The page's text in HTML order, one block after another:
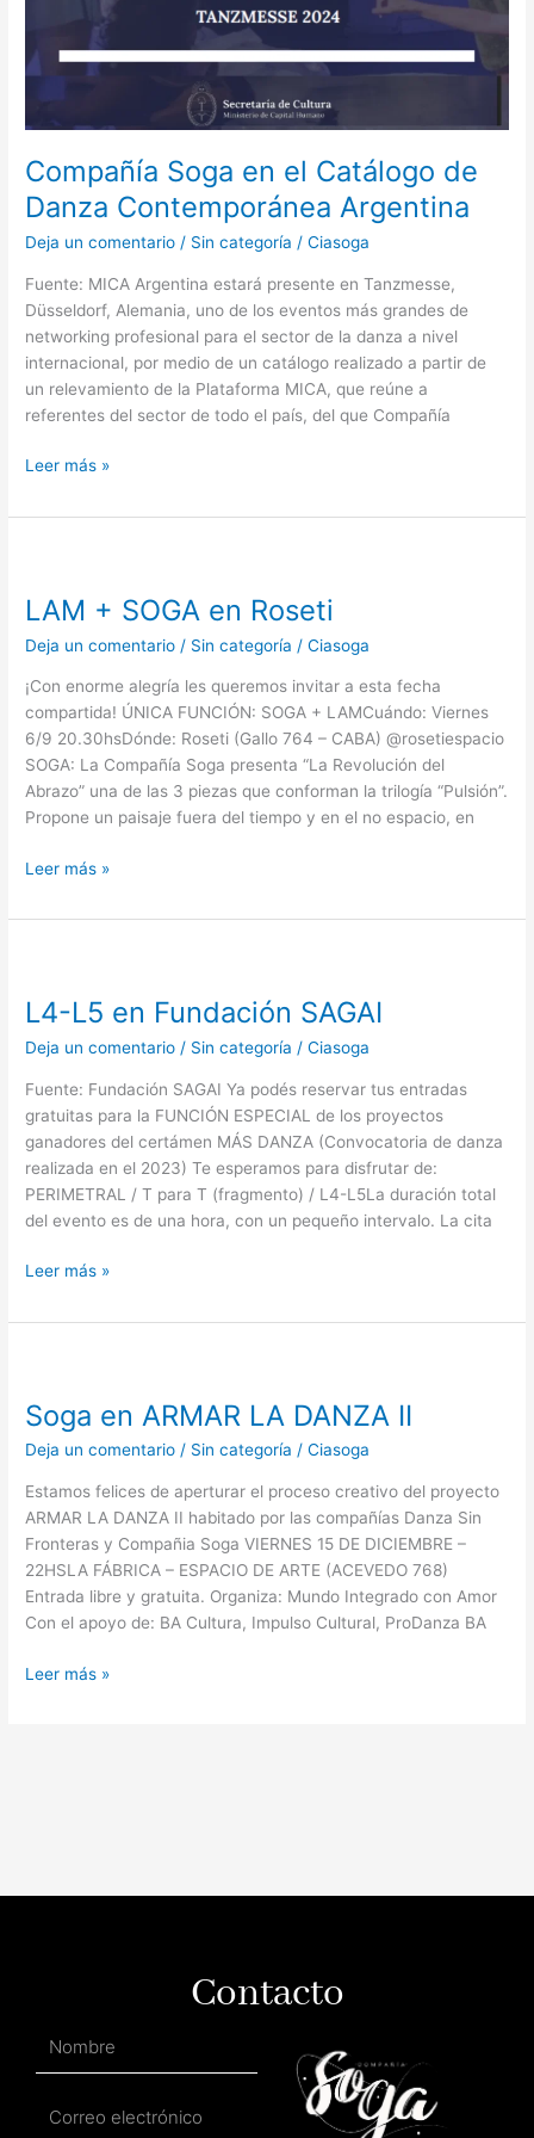
Compañía Soga en el Catálogo de
Danza Contemporánea Argentina
Deja un comentario / Sin categoría /Ciasoga
Fuente: MICA Argentina estará presente en Tanzmesse,
Düsseldorf, Alemania, uno de los eventos más grandes de
networking profesional para el sector de la danza a nivel
internacional, por medio de un catálogo realizado a partir de
un relevamiento de la Plataforma MICA, que reúne a
referentes del sector de todo el país, del que Compañía
Leer más »
LAM + SOGA en Roseti
Deja un comentario / Sin categoría /Ciasoga
¡Con enorme alegría les queremos invitar a esta fecha
compartida! ÚNICA FUNCIÓN: SOGA + LAMCuándo: Viernes
6/9 20.30hsDónde: Roseti (Gallo 764 – CABA) @rosetiespacio
SOGA: La Compañía Soga presenta “La Revolución del
Abrazo” una de las 3 piezas que conforman la trilogía “Pulsión”.
Propone un paisaje fuera del tiempo y en el no espacio, en
SOGA
Roseti
Leer más »
L4-L5 en Fundación SAGAI
Deja un comentario / Sin categoría /Ciasoga
Fuente: Fundación SAGAI Ya podés reservar tus entradas
gratuitas para la FUNCIÓN ESPECIAL de los proyectos
ganadores del certámen MÁS DANZA (Convocatoria de danza
realizada en el 2023) Te esperamos para disfrutar de:
PERIMETRAL / T para T (fragmento) / L4-L5La duración total
del evento es de una hora, con un pequeño intervalo. La cita
en
SAGAI
Leer más »
Soga en ARMAR LA DANZA II
Deja un comentario / Sin categoría /Ciasoga
Estamos felices de aperturar el proceso creativo del proyecto
ARMAR LA DANZA II habitado por las compañías Danza Sin
Fronteras y Compañia Soga VIERNES 15 DE DICIEMBRE –
22HSLA FÁBRICA – ESPACIO DE ARTE (ACEVEDO 768)
Entrada libre y gratuita. Organiza: Mundo Integrado con Amor
Con el apoyo de: BA Cultura, Impulso Cultural, ProDanza BA
ARMAR
DANZA
II
Leer más »
Contacto
electrónico